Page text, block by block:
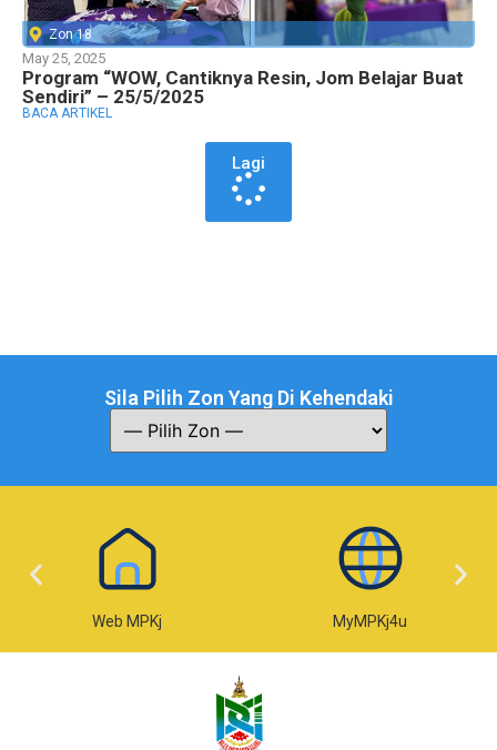
Zon 18
May 25, 2025
Program “WOW, Cantiknya Resin, Jom Belajar Buat
Sendiri” – 25/5/2025
BACA ARTIKEL
Lagi
Sila Pilih Zon Yang Di Kehendaki
MyMPKj4u e-Taksiran